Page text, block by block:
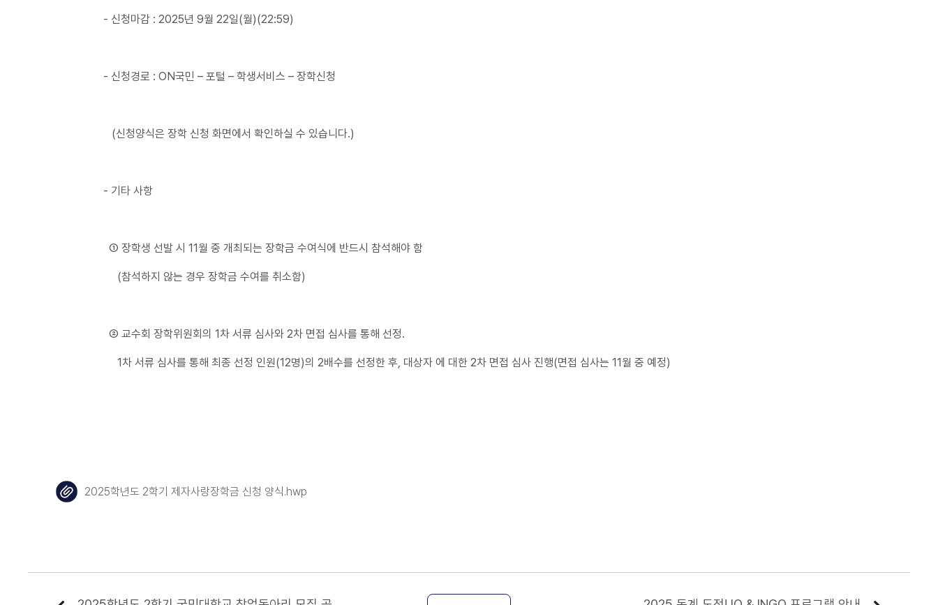
- 신청마감 : 2025년 9월 22일(월)(22:59)
- 신청경로 : ON국민 – 포털 – 학생서비스 – 장학신청
(신청양식은 장학 신청 화면에서 확인하실 수 있습니다.)
- 기타 사항
① 장학생 선발 시 11월 중 개최되는 장학금 수여식에 반드시 참석해야 함
(참석하지 않는 경우 장학금 수여를 취소함)
② 교수회 장학위원회의 1차 서류 심사와 2차 면접 심사를 통해 선정.
1차 서류 심사를 통해 최종 선정 인원(12명)의 2배수를 선정한 후, 대상자 에 대한 2차 면접 심사 진행(면접 심사는 11월 중 예정)
2025학년도 2학기 제자사랑장학금 신청 양식.hwp